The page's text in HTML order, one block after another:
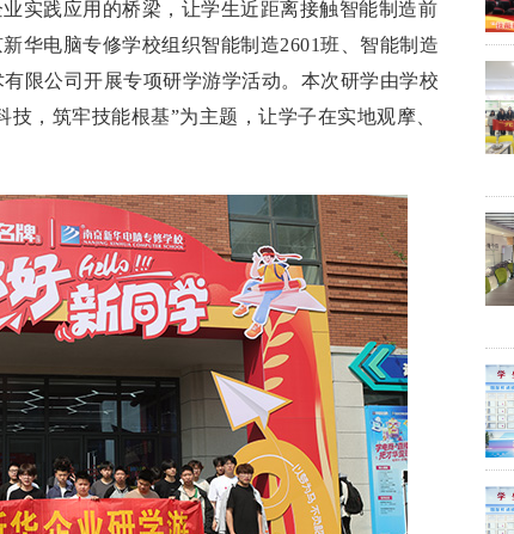
实践应用的桥梁，让学生近距离接触智能制造前
华电脑专修学校组织智能制造2601班、智能制造
限公司开展专项研学游学活动。本次研学由学校
，筑牢技能根基”为主题，让学子在实地观摩、